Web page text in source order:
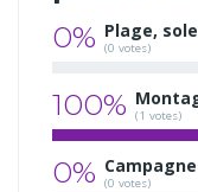
0% Plage,
(0 votes)
100% (1 votes)
0% (0 votes)